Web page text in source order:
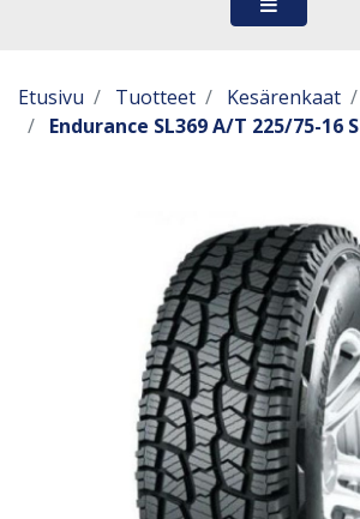
Etusivu Tuotteet Kesärenkaat
Endurance SL369 A/T 225/75-16 S